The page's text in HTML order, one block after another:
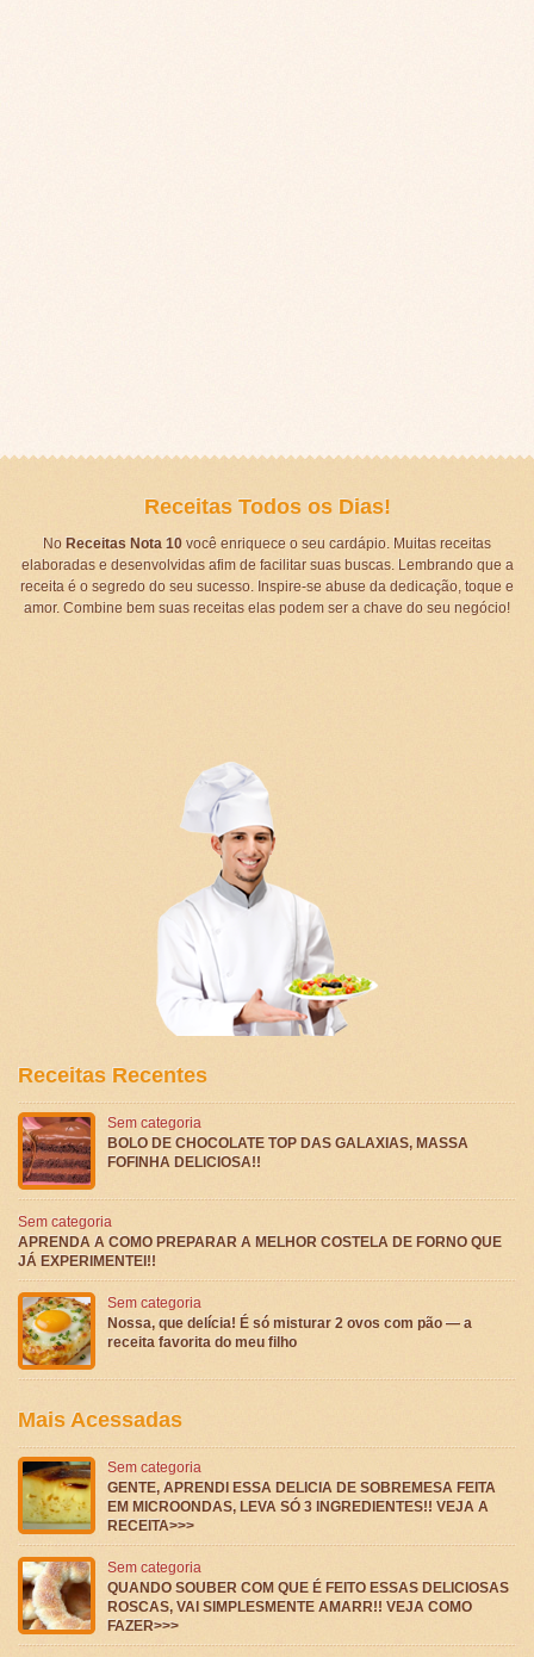
Receitas Todos os Dias!
No Receitas Nota 10você enriquece o seu cardápio. Muitas receitas
elaboradas e desenvolvidas afim de facilitar suas buscas. Lembrando que a
receita é o segredo do seu sucesso. Inspire-se abuse da dedicação, toque e
amor. Combine bem suas receitas elas podem ser a chave do seu negócio!
Receitas Recentes
Sem categoria
BOLO DE CHOCOLATE TOP DAS GALAXIAS, MASSA
FOFINHA DELICIOSA!!
Sem categoria
APRENDA A COMO PREPARAR A MELHOR COSTELA DE FORNO QUE
JÁ EXPERIMENTEI!!
Sem categoria
Nossa, que delícia! É só misturar 2 ovos com pão — a
receita favorita do meu filho
Mais Acessadas
Sem categoria
GENTE, APRENDI ESSA DELICIA DE SOBREMESA FEITA
EM MICROONDAS, LEVA SÓ 3 INGREDIENTES!! VEJA A
RECEITA>>>
Sem categoria
QUANDO SOUBER COM QUE É FEITO ESSAS DELICIOSAS
ROSCAS, VAI SIMPLESMENTE AMARR!! VEJA COMO
FAZER>>>